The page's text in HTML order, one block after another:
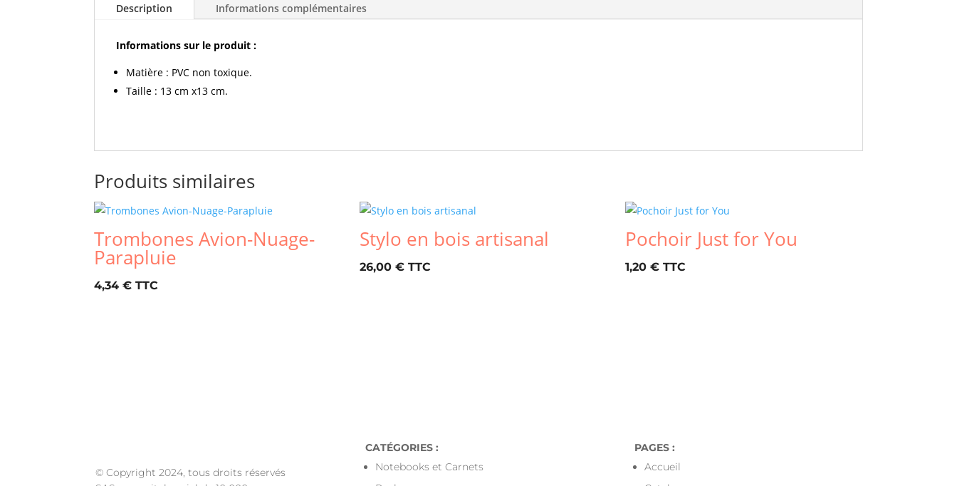
Description Informations complémentaires
Informations sur le produit :
Matière : PVC non toxique.
Taille : 13 cm x13 cm.
Produits similaires
Trombones Avion-Nuage-
Parapluie
4,34 €
Stylo en bois artisanal
26,00€
Pochoir Just for You
1,20€
© Copyright 2024, tous droits réservés
CATÉGORIES :
Notebooks et Carnets
PAGES :
Accueil